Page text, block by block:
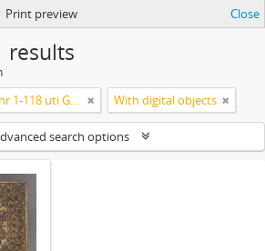
Print preview Close
results
Koralbok: Melodierna till nr 1-118 uti Gamla Psalmboken, enstämmigt satta With digital objects
search options